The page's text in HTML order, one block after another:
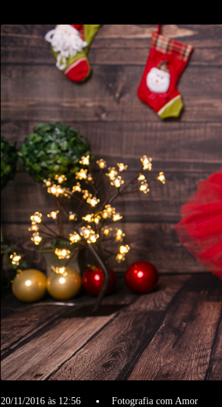
20/11/2016 às 12:56 Fotografia com Amor